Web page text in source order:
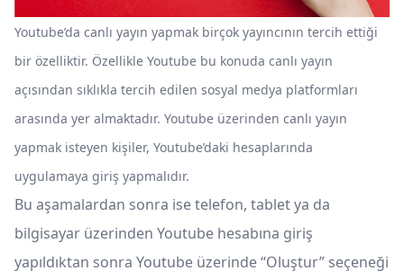
Youtube’da canlı yayın yapmak birçok yayıncının tercih ettiği
bir özelliktir. Özellikle Youtube bu konuda canlı yayın
açısından sıklıkla tercih edilen sosyal medya platformları
arasında yer almaktadır. Youtube üzerinden canlı yayın
yapmak isteyen kişiler, Youtube’daki hesaplarında
uygulamaya giriş yapmalıdır.
Bu aşamalardan sonra ise telefon, tablet ya da
bilgisayar üzerinden Youtube hesabına giriş
yapıldıktan sonra Youtube üzerinde “Oluştur” seçeneği